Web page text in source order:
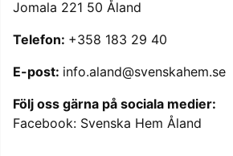
Jomala 221 50 Åland
Telefon: +358 183 29 40
E-post: info.aland@svenskahem.se
Följ oss gärna på sociala medier:
Facebook: Svenska Hem Åland